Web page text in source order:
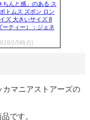
ちんと感」のある ス
トムス ズボン ロン
ズ 大きいサイズ 8
ティー）：ジェネ
1/5時点)
マニアストアーズの
です。